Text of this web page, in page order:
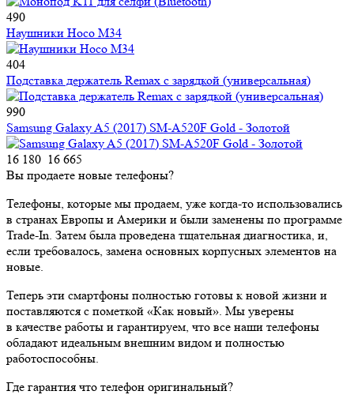
490
Наушники Hoco M34
404
Подставка держатель Remax с зарядкой (универсальная)
990
Samsung Galaxy A5 (2017) SM-A520F Gold - Золотой
16 180 16 665
Вы продаете новые телефоны?
Телефоны, которые мы продаем, уже когда-то использовались
в странах Европы и Америки и были заменены по программе
Trade-In. Затем была проведена тщательная диагностика, и,
если требовалось, замена основных корпусных элементов на
новые.
Теперь эти смартфоны полностью готовы к новой жизни и
поставляются с пометкой «Как новый». Мы уверены
в качестве работы и гарантируем, что все наши телефоны
обладают идеальным внешним видом и полностью
работоспособны.
Где гарантия что телефон оригинальный?